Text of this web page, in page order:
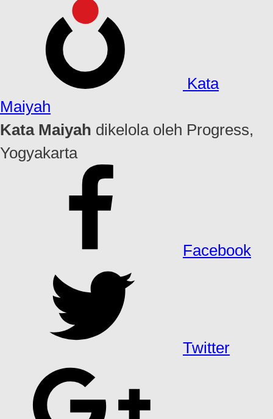
Kata
Maiyah
Kata Maiyah dikelola oleh Progress,
Yogyakarta
Facebook
Twitter